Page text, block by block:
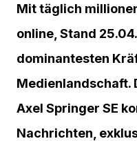
Mit täglich
online, Stand
dominantesten
Medienlandschaft.
Axel Springer SE
Nachrichten,